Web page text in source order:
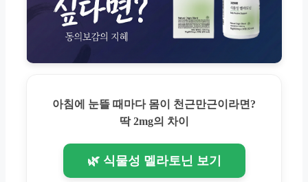
아침에 눈뜰 때마다 몸이 천근만근이라면?
딱 2mg의 차이
🌿 식물성 멜라토닌 보기